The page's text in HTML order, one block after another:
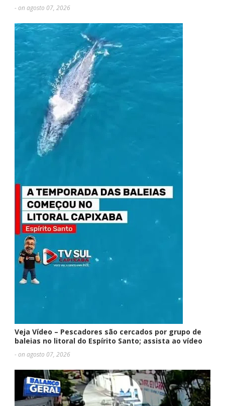
- on agosto 07, 2026
Veja Vídeo – Pescadores são cercados por grupo de
baleias no litoral do Espírito Santo; assista ao vídeo
- on agosto 07, 2026